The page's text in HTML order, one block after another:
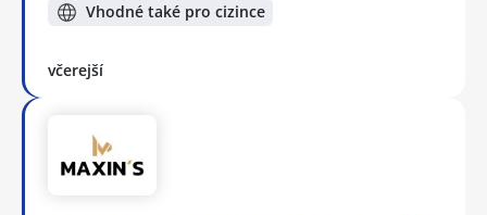
Vhodné také pro cizince
včerejší